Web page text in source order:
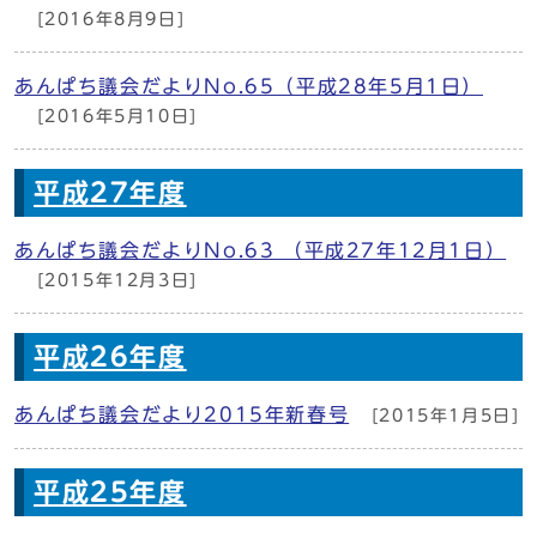
[2016年8月9日]
あんぱち議会だよりNo.65（平成28年5月1日）
[2016年5月10日]
平成27年度
あんぱち議会だよりNo.63 （平成27年12月1日）
[2015年12月3日]
平成26年度
あんぱち議会だより2015年新春号 [2015年1月5日]
平成25年度